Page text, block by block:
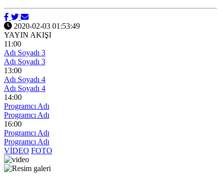
2020-02-03 01:53:49
YAYIN AKIŞI
11:00
Adı Soyadı 3
Adı Soyadı 3
13:00
Adı Soyadı 4
Adı Soyadı 4
14:00
Programcı Adı
Programcı Adı
16:00
Programcı Adı
Programcı Adı
VİDEO FOTO